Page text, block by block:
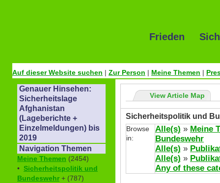
Frieden
Auf dieser Website suchen | Zur Person | Meine Themen |
Genauer Hinsehen:
Sicherheitslage
Afghanistan
(Lageberichte +
Einzelmeldungen) bis
2019
Navigation Themen
Meine Themen (2454)
• Sicherheitspolitik und
Bundeswehr + (787)
View Article Map
Sicherheitspolitik und
Browse
in:
Alle(s) » Meine
Bundeswehr
Alle(s) »
Alle(s) »
Any of these